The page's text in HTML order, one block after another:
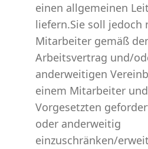
einen allgemeinen
liefern.Sie soll jedoch
Mitarbeiter gemäß
Arbeitsvertrag und/
anderweitigen
einem Mitarbeiter
Vorgesetzten
oder anderweitig
einzuschränken/